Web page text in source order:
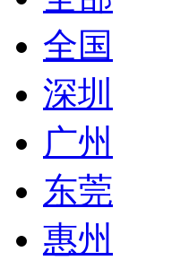
全国
深圳
广州
东莞
惠州